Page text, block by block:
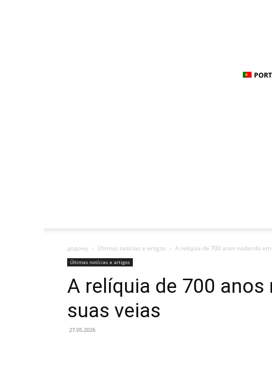
додому Últimas notícias e artigos A relíquia de 700 anos nadando
Últimas notícias e artigos
A relíquia de 700 anos
suas veias
27.05.2026